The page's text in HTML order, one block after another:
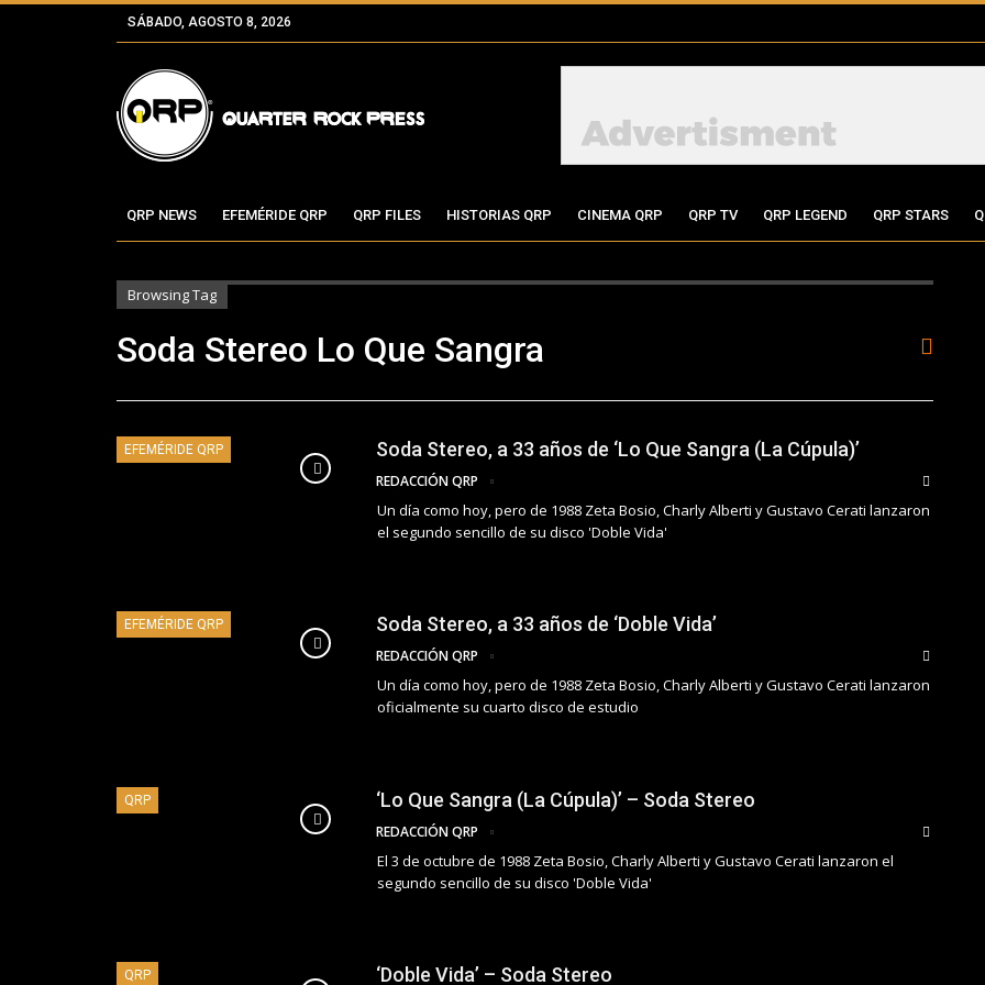
SÁBADO, AGOSTO 8, 2026
QRP NEWS EFEMÉRIDE QRP QRP FILES HISTORIAS QRP CINEMA QRP QRP TV QRP LEGEND QRP STARS
Browsing Tag
Soda Stereo Lo Que Sangra
EFEMÉRIDE QRP Soda Stereo, a 33 años de ‘Lo Que Sangra (La Cúpula)’
REDACCIÓN QRP
Un día como hoy, pero de 1988 Zeta Bosio, Charly Alberti y Gustavo Cerati lanzaron
el segundo sencillo de su disco 'Doble Vida'
EFEMÉRIDE QRP Soda Stereo, a 33 años de ‘Doble Vida’
REDACCIÓN QRP
Un día como hoy, pero de 1988 Zeta Bosio, Charly Alberti y Gustavo Cerati lanzaron
oficialmente su cuarto disco de estudio
QRP ‘Lo Que Sangra (La Cúpula)’ – Soda Stereo
REDACCIÓN QRP
El 3 de octubre de 1988 Zeta Bosio, Charly Alberti y Gustavo Cerati lanzaron el
segundo sencillo de su disco 'Doble Vida'
QRP ‘Doble Vida’ – Soda Stereo